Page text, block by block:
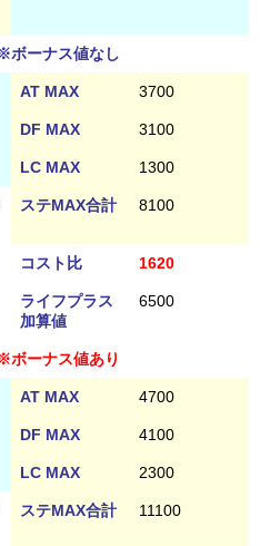
ーナス値なし
AT MAX 3700
DF MAX 3100
LC MAX 1300
ステMAX合計 8100
コスト比 1620
ライフプラス
加算値
6500
ボーナス値あり
AT MAX 4700
DF MAX 4100
LC MAX 2300
ステMAX合計 11100